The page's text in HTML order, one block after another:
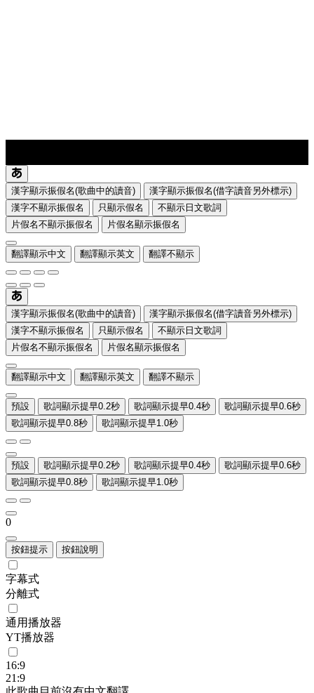
漢字顯示振假名(歌曲中的讀音)
漢字顯示振假名(借字讀音另外標示)
漢字不顯示振假名
只顯示假名
不顯示日文歌詞
片假名不顯示振假名
片假名顯示振假名
翻譯顯示中文 翻譯顯示英文 翻譯不顯示
漢字顯示振假名(歌曲中的讀音)
漢字顯示振假名(借字讀音另外標示)
漢字不顯示振假名
只顯示假名
不顯示日文歌詞
片假名不顯示振假名
片假名顯示振假名
翻譯顯示中文 翻譯顯示英文 翻譯不顯示
預設 歌詞顯示提早0.2秒 歌詞顯示提早0.4秒
歌詞顯示提早0.6秒
歌詞顯示提早0.8秒
歌詞顯示提早1.0秒
預設 歌詞顯示提早0.2秒 歌詞顯示提早0.4秒
歌詞顯示提早0.6秒
歌詞顯示提早0.8秒
歌詞顯示提早1.0秒
0
按鈕提示 按鈕說明
字幕式
分離式
通用播放器
YT播放器
16:9
21:9